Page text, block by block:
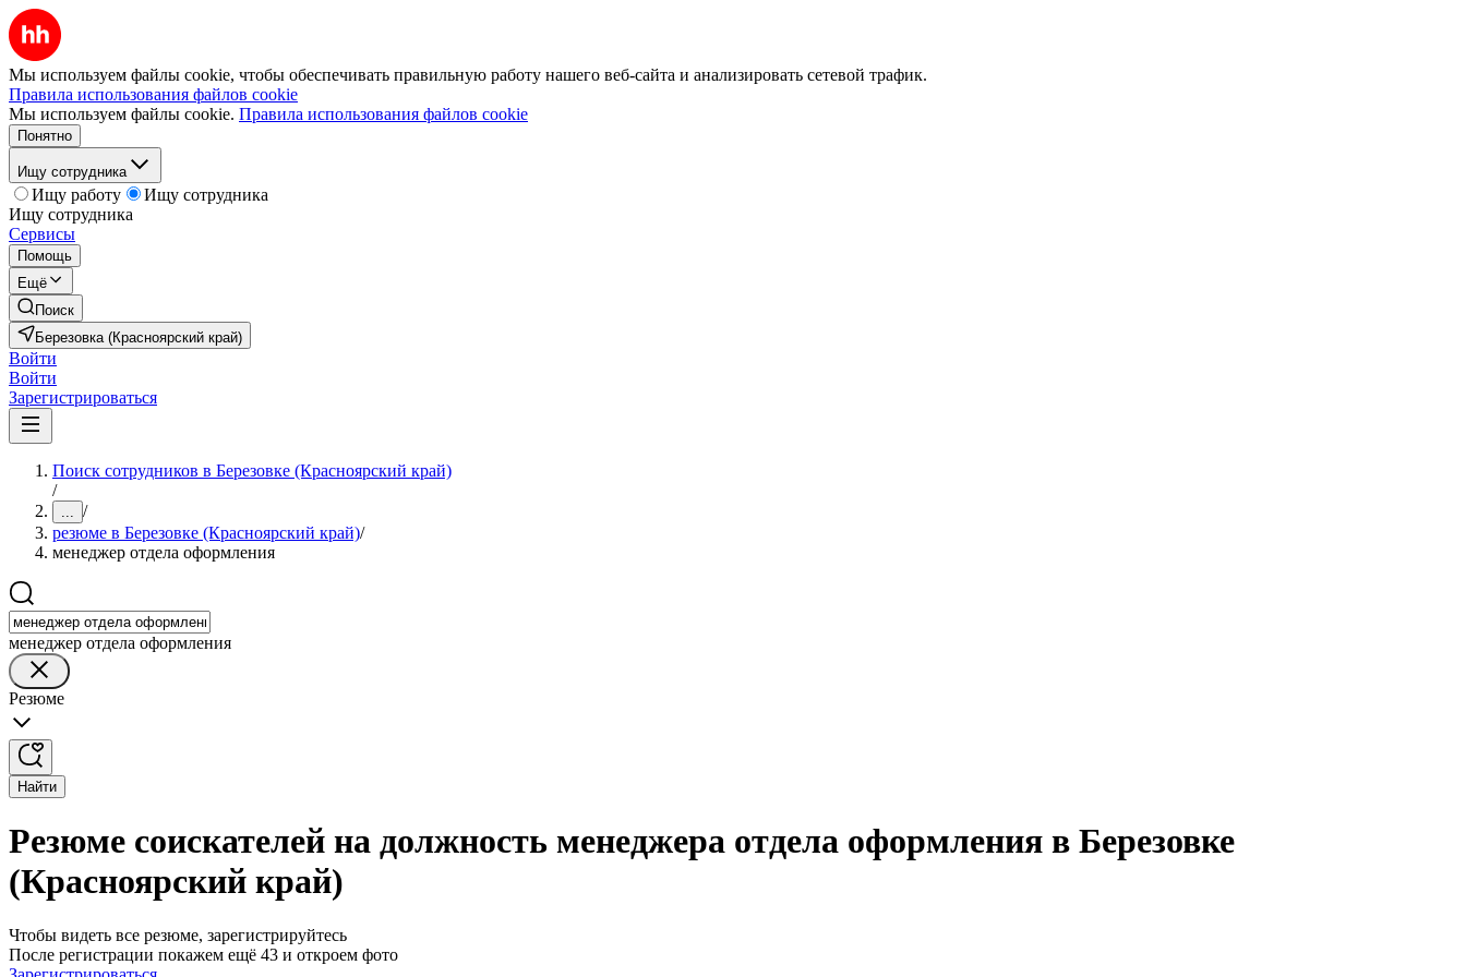
Мы используем файлы cookie, чтобы обеспечивать правильную работу нашего веб-сайта и анализировать сетевой трафик.
Правила использования файлов cookie
Мы используем файлы cookie. Правила использования файлов cookie
Понятно
Ищу сотрудника
Ищу работу
Ищу сотрудника
Ищу сотрудника
Сервисы
Помощь
Ещё
Поиск
Березовка (Красноярский край)
Войти
Войти
Зарегистрироваться
Поиск сотрудников в Березовке (Красноярский край)
/
... /
резюме в Березовке (Красноярский край)/
менеджер отдела оформления
менеджер отдела оформления
Резюме
Найти
Резюме соискателей на должность менеджера отдела оформления в Березовке
(Красноярский край)
Чтобы видеть все резюме, зарегистрируйтесь
После регистрации покажем ещё 43 и откроем фото